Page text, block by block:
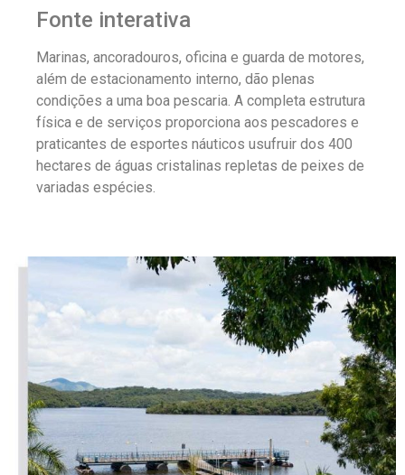
Fonte interativa
Marinas, ancoradouros, oficina e guarda de motores,
além de estacionamento interno, dão plenas
condições a uma boa pescaria. A completa estrutura
física e de serviços proporciona aos pescadores e
praticantes de esportes náuticos usufruir dos 400
hectares de águas cristalinas repletas de peixes de
variadas espécies.